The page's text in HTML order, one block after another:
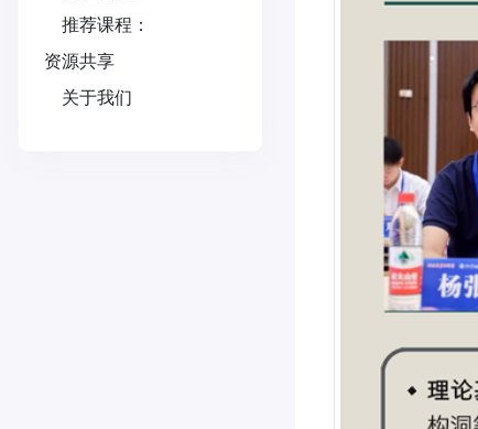
推荐课程：
资源共享
关于我们